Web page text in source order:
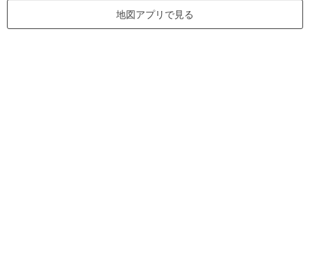
地図アプリで見る